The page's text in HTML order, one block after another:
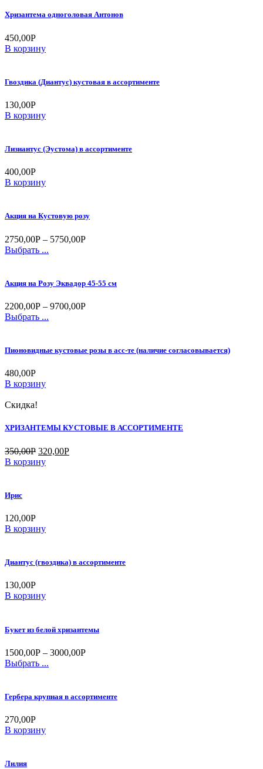
Хризантема одноголовая Антонов
450,00Р
В корзину
Гвоздика (Диантус) кустовая в ассортименте
130,00Р
В корзину
Лизиантус (Эустома) в ассортименте
400,00Р
В корзину
Акция на Кустовую розу
2750,00Р – 5750,00Р
Выбрать ...
Акция на Розу Эквадор 45-55 см
2200,00Р – 9700,00Р
Выбрать ...
Пионовидные кустовые розы в асс-те (наличие согласовывается)
480,00Р
В корзину
Скидка!
ХРИЗАНТЕМЫ КУСТОВЫЕ В АССОРТИМЕНТЕ
350,00Р 320,00Р
В корзину
Ирис
120,00Р
В корзину
Диантус (гвоздика) в ассортименте
130,00Р
В корзину
Букет из белой хризантемы
1500,00Р – 3000,00Р
Выбрать ...
Гербера крупная в ассортименте
270,00Р
В корзину
Лилия